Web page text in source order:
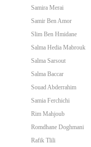
Samira Merai
Samir Ben Amor
Slim Ben Hmidane
Salma Hedia Mabrouk
Salma Sarsout
Salma Baccar
Souad Abderrahim
Samia Ferchichi
Rim Mahjoub
Romdhane Doghmani
Rafik Tlili